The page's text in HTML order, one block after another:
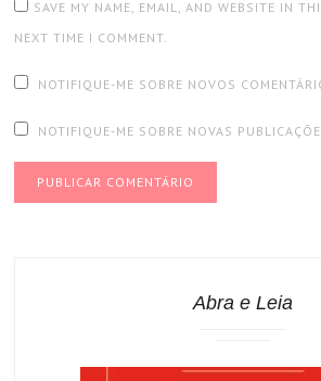
SAVE MY NAME, EMAIL, AND WEBSITE IN
NEXT TIME I COMMENT.
NOTIFIQUE-ME SOBRE NOVOS
NOTIFIQUE-ME SOBRE NOVAS
Abra e Leia